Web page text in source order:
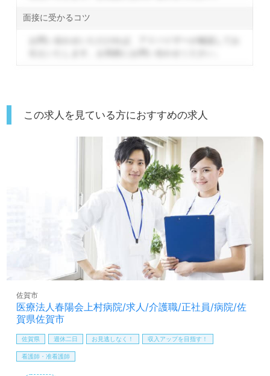
面接に受かるコツ
この求人を見ている方におすすめの求人
医療法人春陽会上村病院/求人/介護職/正社員/病院/佐
賀県佐賀市
佐賀市
佐賀県 週休二日 お見逃しなく！ 収入アップを目指す！
看護師・准看護師